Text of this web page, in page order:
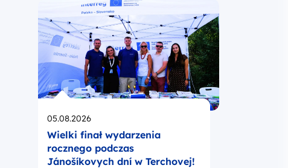
Opublikowano
05.08.2026
Wielki finał wydarzenia
rocznego podczas
Jánošíkovych dní w Terchovej!